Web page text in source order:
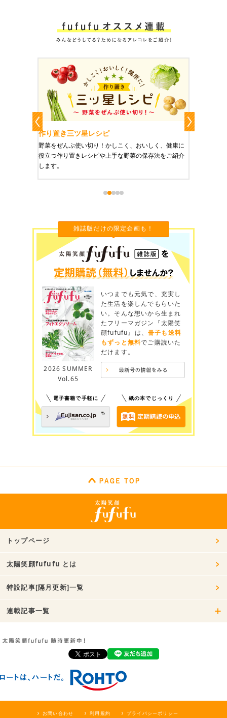
作り置き三ツ星レシピ
野菜をぜんぶ使い切り！かしこく、おいしく、健康に
役立つ作り置きレシピや上手な野菜の保存法をご紹介
します。
雑誌版だけの限定企画も！
2026 SUMMER
Vol.65
いつまでも元気で、充実し
た生活を楽しんでもらいた
い。そんな想いから生まれ
たフリーマガジン『太陽笑
顔fufufu』は、 冊子も送料
もずっと無料でご購読いた
だけます。
電子書籍で手軽に 紙の本でじっくり
トップページ
太陽笑顔fufufu とは
特設記事[隔月更新]一覧
連載記事一覧
お問い合わせ 利用規約 プライバシーポリシー